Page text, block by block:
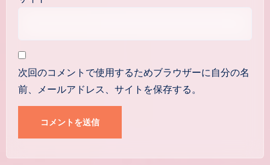
次回のコメントで使用するためブラウザーに自分の名
前、メールアドレス、サイトを保存する。